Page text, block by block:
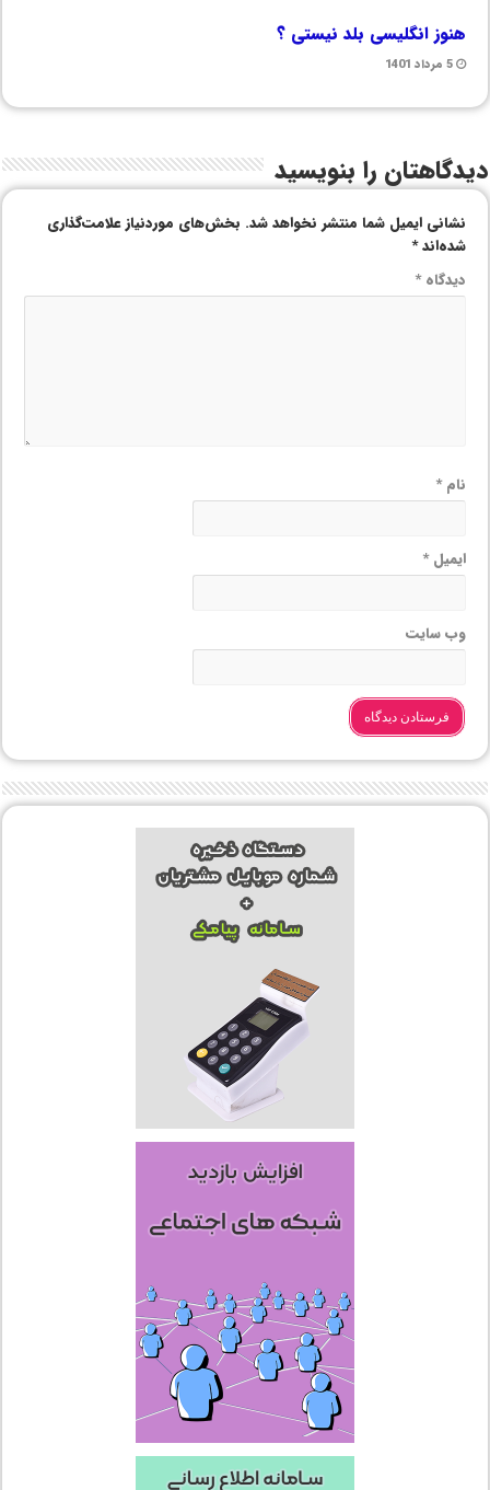
هنوز انگلیسی بلد نیستی ؟
5 مرداد 1401
دیدگاهتان را بنویسید
نشانی ایمیل شما منتشر نخواهد شد. بخش‌های موردنیاز علامت‌گذاری
شده‌اند*
دیدگاه*
نام*
ایمیل*
وب‌ سایت